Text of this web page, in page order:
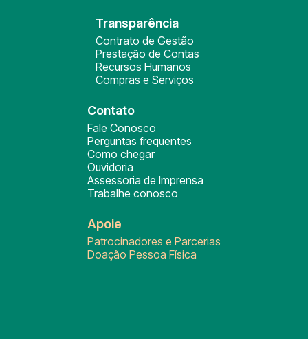
Transparência
Contrato de Gestão
Prestação de Contas
Recursos Humanos
Compras e Serviços
Contato
Fale Conosco
Perguntas frequentes
Como chegar
Ouvidoria
Assessoria de Imprensa
Trabalhe conosco
Apoie
Patrocinadores e Parcerias
Doação Pessoa Física